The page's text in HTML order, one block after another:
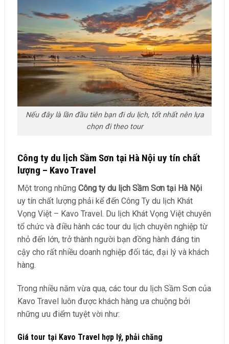
Nếu đây là lần đầu tiên bạn đi du lịch, tốt nhất nên lựa
chọn đi theo tour
Công ty du lịch Sầm Sơn tại Hà Nội uy tín chất
lượng – Kavo Travel
Một trong những Công ty du lịch Sầm Sơn tại Hà Nội
uy tín chất lượng phải kể đến Công Ty du lịch Khát
Vọng Việt – Kavo Travel. Du lịch Khát Vọng Việt chuyên
tổ chức và điều hành các tour du lịch chuyên nghiệp từ
nhỏ đến lớn, trở thành người bạn đồng hành đáng tin
cậy cho rất nhiều doanh nghiệp đối tác, đại lý và khách
hàng.
Trong nhiều năm vừa qua, các tour du lịch Sầm Sơn của
Kavo Travel luôn được khách hàng ưa chuộng bởi
những ưu điểm tuyệt vời như:
Giá tour tại Kavo Travel hợp lý, phải chăng